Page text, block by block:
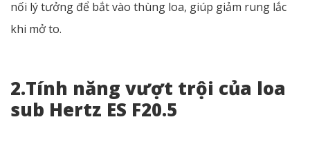
nối lý tưởng để bắt vào thùng loa, giúp giảm rung lắc
khi mở to.
2.Tính năng vượt trội của loa
sub Hertz ES F20.5